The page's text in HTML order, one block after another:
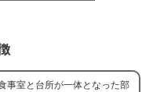
事室と台所が一体となった部